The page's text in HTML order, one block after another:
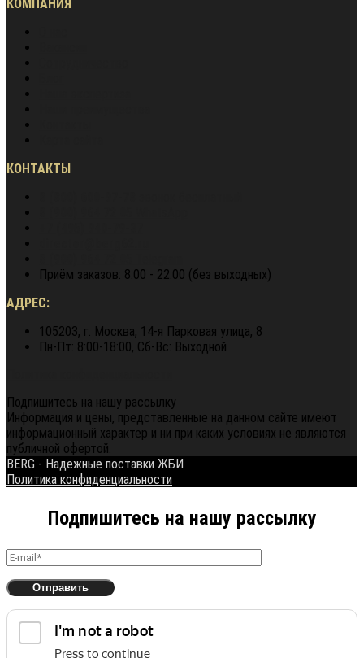
КОМПАНИЯ
КОНТАКТЫ
Приём заказов: 8.00 - 22.00 (без выходных)
АДРЕС:
105203, г. Москва, 14-я Парковая улица, 8
Пн-Пт: 8:00-18:00, Сб-Вс: Выходной
Подпишитесь на нашу рассылку
Информация и цены, представленные на данном сайте имеют
информационный характер и ни при каких условиях не являются
публичной офертой.
BERG - Надежные поставки ЖБИ
Политика конфиденциальности
Подпишитесь на нашу рассылку